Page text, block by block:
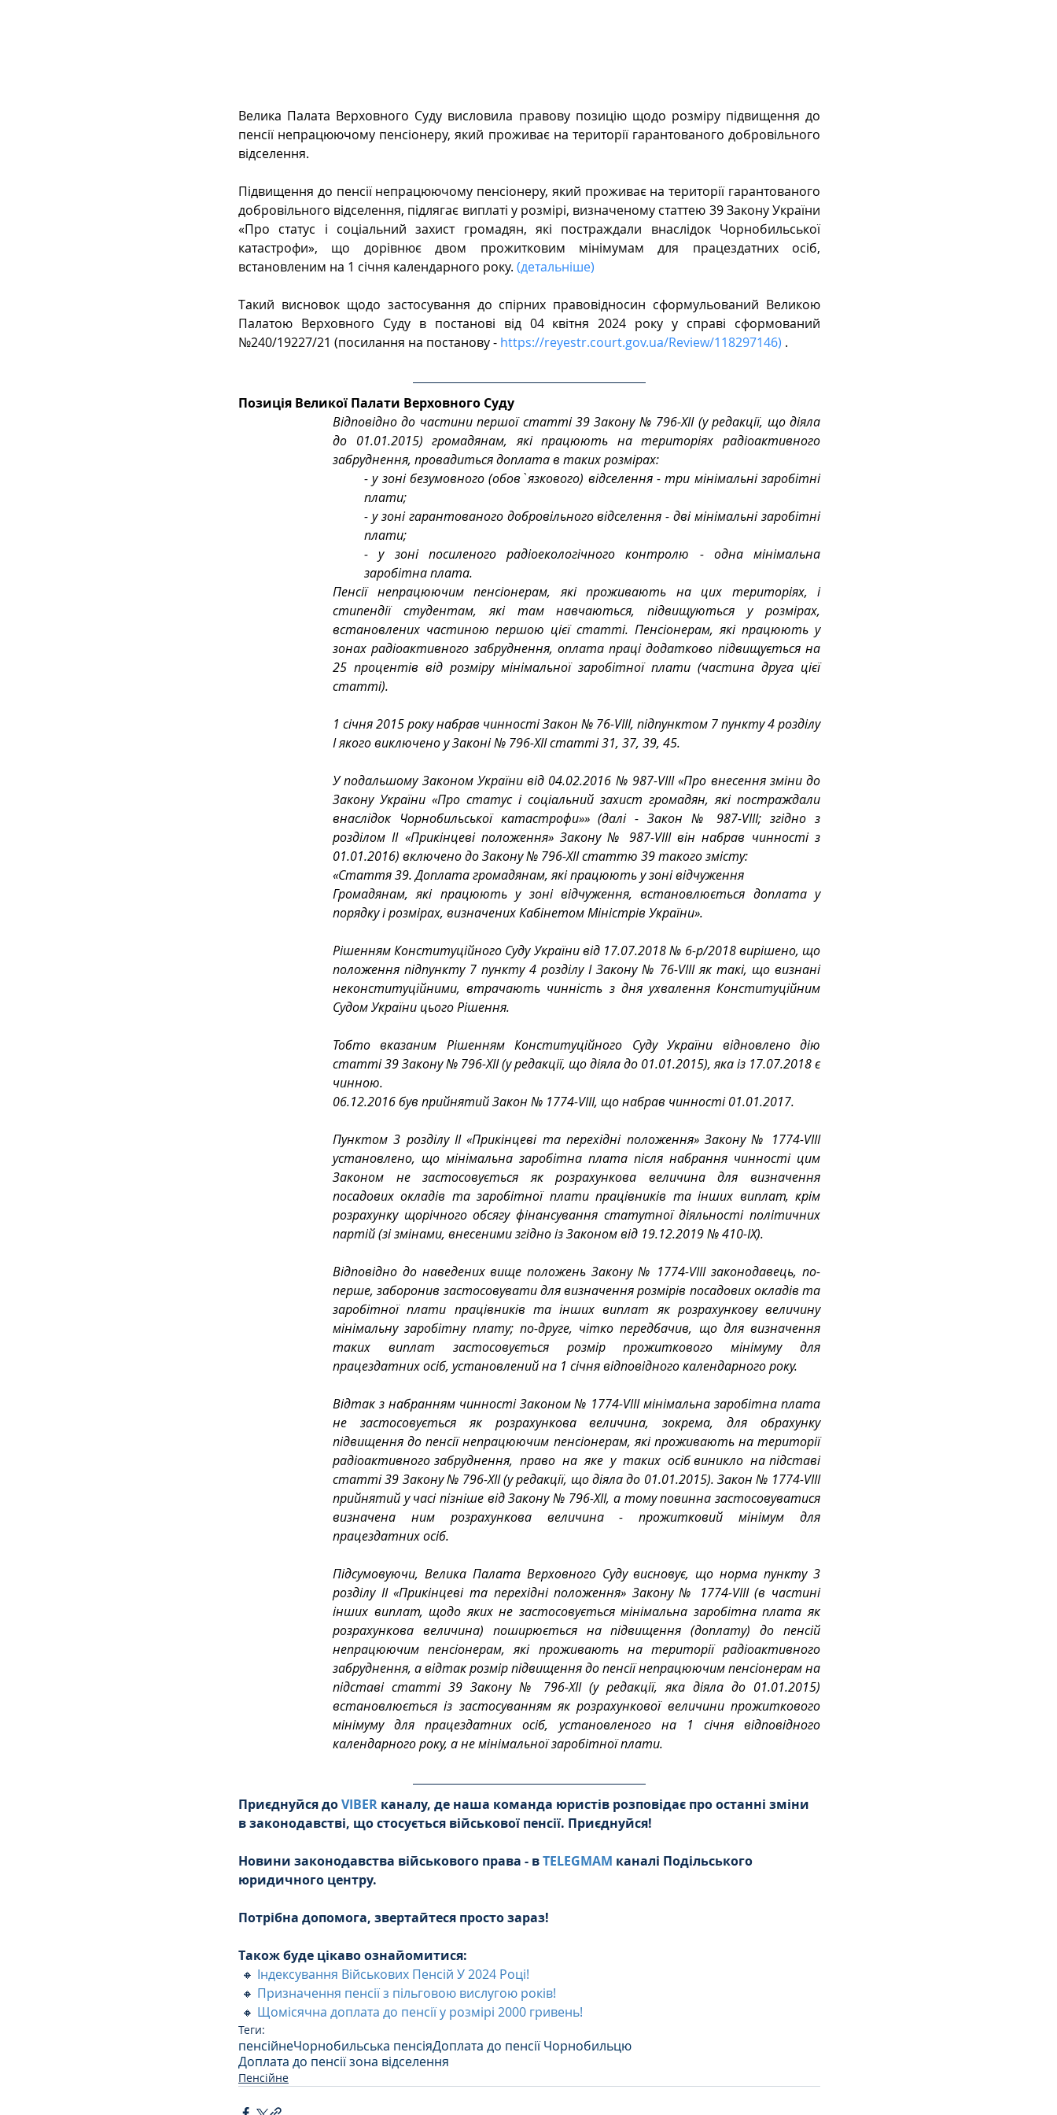
Велика Палата Верховного Суду висловила правову позицію щодо розміру підвищення до
пенсії непрацюючому пенсіонеру, який проживає на території гарантованого добровільного
відселення.
Підвищення до пенсії непрацюючому пенсіонеру, який проживає на території гарантованого
добровільного відселення, підлягає виплаті у розмірі, визначеному статтею 39 Закону України
«Про статус і соціальний захист громадян, які постраждали внаслідок Чорнобильської
катастрофи», що дорівнює двом прожитковим мінімумам для працездатних осіб,
встановленим на 1 січня календарного року. (детальніше)
Такий висновок щодо застосування до спірних правовідносин сформульований Великою
Палатою Верховного Суду в постанові від 04 квітня 2024 року у справі сформований
№240/19227/21 (посилання на постанову - https://reyestr.court.gov.ua/Review/118297146) .
Позиція Великої Палати Верховного Суду
Відповідно до частини першої статті 39 Закону № 796-XII (у редакції, що діяла
до 01.01.2015) громадянам, які працюють на територіях радіоактивного
забруднення, провадиться доплата в таких розмірах:
- у зоні безумовного (обов`язкового) відселення - три мінімальні заробітні
плати;
- у зоні гарантованого добровільного відселення - дві мінімальні заробітні
плати;
- у зоні посиленого радіоекологічного контролю - одна мінімальна
заробітна плата.
Пенсії непрацюючим пенсіонерам, які проживають на цих територіях, і
стипендії студентам, які там навчаються, підвищуються у розмірах,
встановлених частиною першою цієї статті. Пенсіонерам, які працюють у
зонах радіоактивного забруднення, оплата праці додатково підвищується на
25 процентів від розміру мінімальної заробітної плати (частина друга цієї
статті).
1 січня 2015 року набрав чинності Закон № 76-VIII, підпунктом 7 пункту 4 розділу
І якого виключено у Законі № 796-XII статті 31, 37, 39, 45.
У подальшому Законом України від 04.02.2016 № 987-VIII «Про внесення зміни до
Закону України «Про статус і соціальний захист громадян, які постраждали
внаслідок Чорнобильської катастрофи»» (далі - Закон № 987-VIII; згідно з
розділом II «Прикінцеві положення» Закону № 987-VIII він набрав чинності з
01.01.2016) включено до Закону № 796-XII статтю 39 такого змісту:
«Стаття 39. Доплата громадянам, які працюють у зоні відчуження
Громадянам, які працюють у зоні відчуження, встановлюється доплата у
порядку і розмірах, визначених Кабінетом Міністрів України».
Рішенням Конституційного Суду України від 17.07.2018 № 6-р/2018 вирішено, що
положення підпункту 7 пункту 4 розділу І Закону № 76-VІІІ як такі, що визнані
неконституційними, втрачають чинність з дня ухвалення Конституційним
Судом України цього Рішення.
Тобто вказаним Рішенням Конституційного Суду України відновлено дію
статті 39 Закону № 796-XII (у редакції, що діяла до 01.01.2015), яка із 17.07.2018 є
чинною.
06.12.2016 був прийнятий Закон № 1774-VIII, що набрав чинності 01.01.2017.
Пунктом 3 розділу II «Прикінцеві та перехідні положення» Закону № 1774-VIII
установлено, що мінімальна заробітна плата після набрання чинності цим
Законом не застосовується як розрахункова величина для визначення
посадових окладів та заробітної плати працівників та інших виплат, крім
розрахунку щорічного обсягу фінансування статутної діяльності політичних
партій (зі змінами, внесеними згідно із Законом від 19.12.2019 № 410-IX).
Відповідно до наведених вище положень Закону № 1774-VIII законодавець, по-
перше, заборонив застосовувати для визначення розмірів посадових окладів та
заробітної плати працівників та інших виплат як розрахункову величину
мінімальну заробітну плату; по-друге, чітко передбачив, що для визначення
таких виплат застосовується розмір прожиткового мінімуму для
працездатних осіб, установлений на 1 січня відповідного календарного року.
Відтак з набранням чинності Законом № 1774-VIII мінімальна заробітна плата
не застосовується як розрахункова величина, зокрема, для обрахунку
підвищення до пенсії непрацюючим пенсіонерам, які проживають на території
радіоактивного забруднення,  право  на  яке  у  таких  осіб виникло  на підставі
статті 39 Закону № 796-ХІІ (у редакції, що діяла до 01.01.2015). Закон № 1774-VIII
прийнятий у часі пізніше від Закону № 796-ХІІ, а тому повинна застосовуватися
визначена ним розрахункова величина - прожитковий мінімум для
працездатних осіб.
Підсумовуючи, Велика Палата Верховного Суду висновує, що норма пункту 3
розділу II «Прикінцеві та перехідні положення» Закону № 1774-VIIІ (в частині
інших виплат, щодо яких не застосовується мінімальна заробітна плата як
розрахункова величина) поширюється на підвищення (доплату) до пенсій
непрацюючим пенсіонерам, які проживають на території радіоактивного
забруднення, а відтак розмір підвищення до пенсії непрацюючим пенсіонерам на
підставі статті 39 Закону № 796-ХІІ (у редакції, яка діяла до 01.01.2015)
встановлюється із застосуванням як розрахункової величини прожиткового
мінімуму для працездатних осіб, установленого на 1 січня відповідного
календарного року, а не мінімальної заробітної плати.
Приєднуйся до VIBER каналу, де наша команда юристів розповідає про останні зміни
в законодавстві, що стосується військової пенсії. Приєднуйся!
Новини законодавства військового права - в TELEGMAM каналі Подільського
юридичного центру.
Потрібна допомога, звертайтеся просто зараз!
Також буде цікаво ознайомитися:
🔸 Індексування Військових Пенсій У 2024 Році!
🔸 Призначення пенсії з пільговою вислугою років!
🔸 Щомісячна доплата до пенсії у розмірі 2000 гривень!
Теги:
пенсійнеЧорнобильська пенсіяДоплата до пенсії Чорнобильцю
Доплата до пенсії зона відселення
Пенсійне